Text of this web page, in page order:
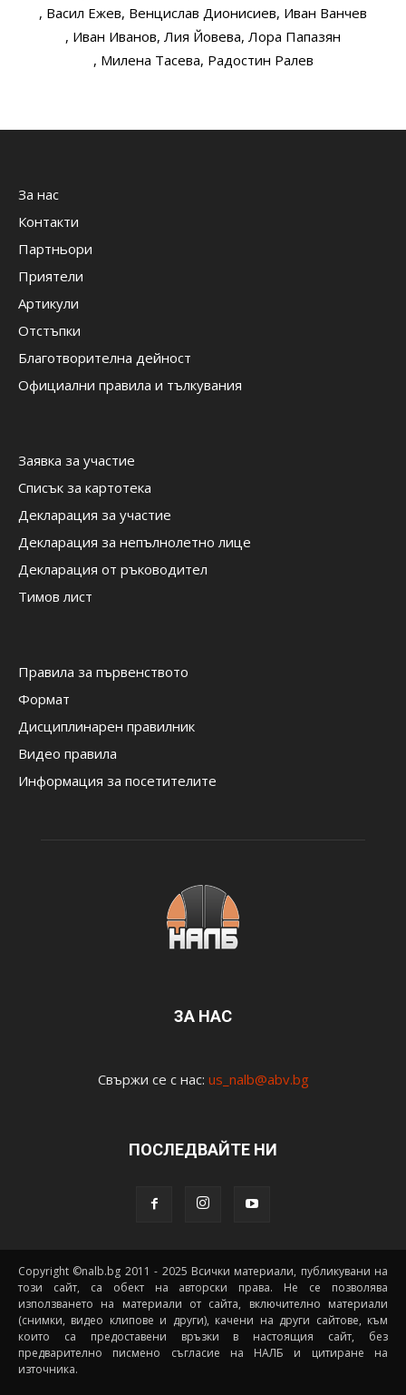
, Васил Ежев, Венцислав Дионисиев, Иван Ванчев
, Иван Иванов, Лия Йовева, Лора Папазян
, Милена Тасева, Радостин Ралев
За нас
Контакти
Партньори
Приятели
Артикули
Отстъпки
Благотворителна дейност
Официални правила и тълкувания
Заявка за участие
Списък за картотека
Декларация за участие
Декларация за непълнолетно лице
Декларация от ръководител
Тимов лист
Правила за първенството
Формат
Дисциплинарен правилник
Видео правила
Информация за посетителите
ЗА НАС
Свържи се с нас: us_nalb@abv.bg
ПОСЛЕДВАЙТЕ НИ
Copyright ©nalb.bg 2011 - 2025 Всички материали, публикувани на
този сайт, са обект на авторски права. Не се позволява
използването на материали от сайта, включително материали
(снимки, видео клипове и други), качени на други сайтове, към
които са предоставени връзки в настоящия сайт, без
предварително писмено съгласие на НАЛБ и цитиране на
източника.